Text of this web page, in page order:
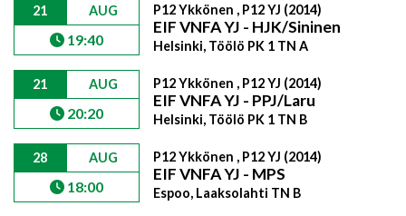
21 AUG
19:40
P12 Ykkönen , P12 YJ (2014)
EIF VNFA YJ - HJK/Sininen
Helsinki, Töölö PK 1 TN A
21 AUG
20:20
P12 Ykkönen , P12 YJ (2014)
EIF VNFA YJ - PPJ/Laru
Helsinki, Töölö PK 1 TN B
28 AUG
18:00
P12 Ykkönen , P12 YJ (2014)
EIF VNFA YJ - MPS
Espoo, Laaksolahti TN B